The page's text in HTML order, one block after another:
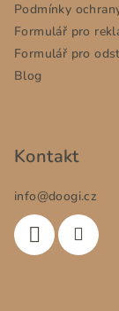
Podmínky
Formulář pro
Formulář pro
Blog
Kontakt
info@doogi.cz